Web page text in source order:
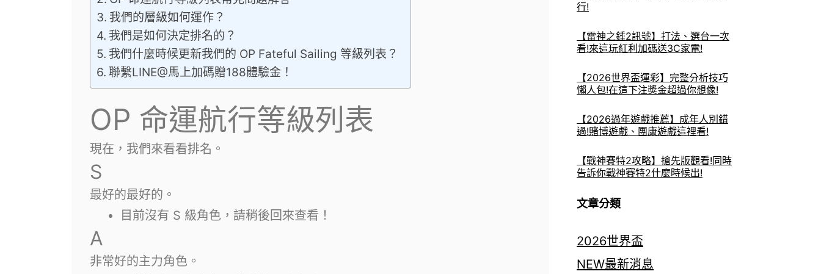
我們的層級如何運作？
我們是如何決定排名的？
我們什麼時候更新我們的 OP Fateful Sailing 等級列表？
聯繫LINE@馬上加碼贈188體驗金！
OP 命運航行等級列表
現在，我們來看看排名。
S
最好的最好的。
目前沒有 S 級角色，請稍後回來查看！
A
非常好的主力角色。
行!
【雷神之錘2訊號】打法、選台一次
看!來這玩紅利加碼送3C家電!
【2026世界盃運彩】完整分析技巧
懶人包!在這下注獎金超過你想像!
【2026過年遊戲推薦】成年人別錯
過!賭博遊戲、團康遊戲這裡看!
【戰神賽特2攻略】搶先版觀看!同時
告訴你戰神賽特2什麼時候出!
文章分類
2026世界盃
NEW最新消息